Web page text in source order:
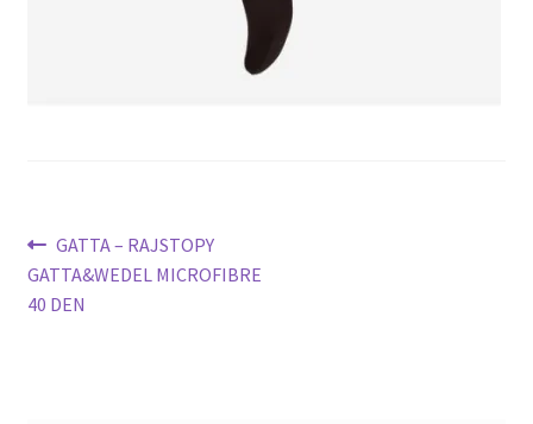
Nawigacja
wpisu
Poprzedni
wpis:
GATTA – RAJSTOPY
GATTA&WEDEL MICROFIBRE
40 DEN